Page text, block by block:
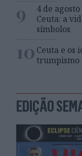
9
4 de
Ceuta: a
símbolos
10 Ceuta e os
trumpismo
EDIÇÃO